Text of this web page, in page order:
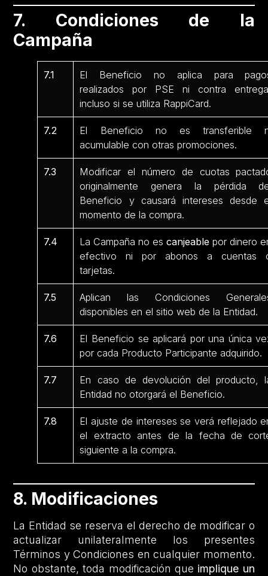
7. Condiciones de la
Campaña
7.1
El Beneficio no aplica para
realizados por PSE ni contra
incluso si se utiliza RappiCard.
7.2
El Beneficio no es transferible
acumulable con otras promociones.
7.3
Modificar el número de cuotas
originalmente genera la pérdida
Beneficio y causará intereses desde
momento de la compra.
7.4 La Campaña no escanjeable por dinero
efectivo ni por abonos a cuentas
tarjetas.
7.5
Aplican las Condiciones
disponibles en el sitio web de la Entidad.
7.6
El Beneficio se aplicará por una única
por cada Producto Participante adquirido.
7.7
En caso de devolución del producto,
Entidad no otorgará el Beneficio.
7.8
El ajuste de intereses se verá reflejado
el extracto antes de la fecha de
siguiente a la compra.
8. Modificaciones
La Entidad se reserva el derecho de modificar o
actualizar unilateralmente los presentes
Términos y Condiciones en cualquier momento.
No obstante, toda modificación que implique un